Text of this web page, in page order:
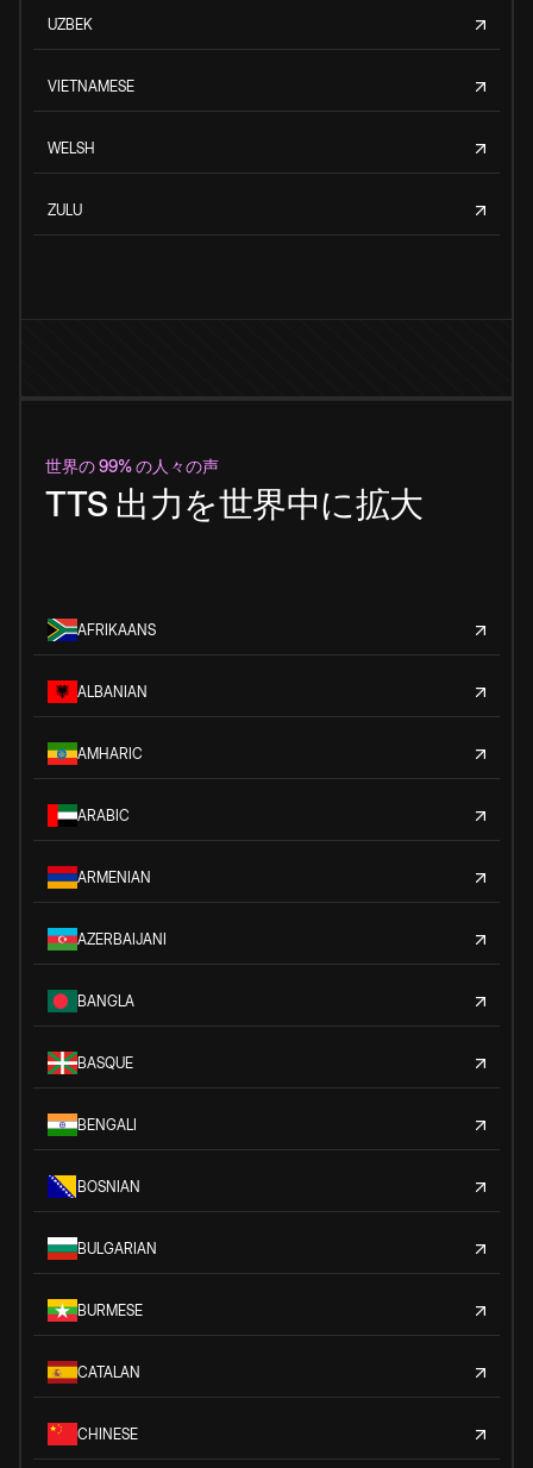
UZBEK
VIETNAMESE
WELSH
ZULU
世界の 99% の人々の声
TTS 出力を世界中に拡大
AFRIKAANS
ALBANIAN
AMHARIC
ARABIC
ARMENIAN
AZERBAIJANI
BANGLA
BASQUE
BENGALI
BOSNIAN
BULGARIAN
BURMESE
CATALAN
CHINESE